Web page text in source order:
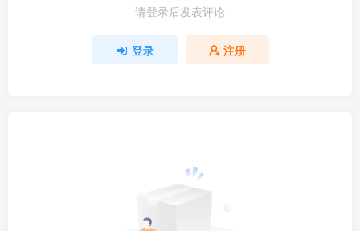
请登录后发表评论
登录 注册